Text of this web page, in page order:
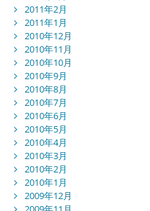
2011年2月
2011年1月
2010年12月
2010年11月
2010年10月
2010年9月
2010年8月
2010年7月
2010年6月
2010年5月
2010年4月
2010年3月
2010年2月
2010年1月
2009年12月